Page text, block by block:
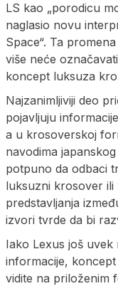
LS kao „porodicu
naglasio novu
Space“. Ta
više neće
koncept luksuza
Najzanimljiviji deo
pojavljuju
a u krosoverskoj
navodima
potpuno da odbaci
luksuzni krosover ili
predstavljanja
izvori tvrde da bi
Iako Lexus još
informacije,
vidite na priloženim